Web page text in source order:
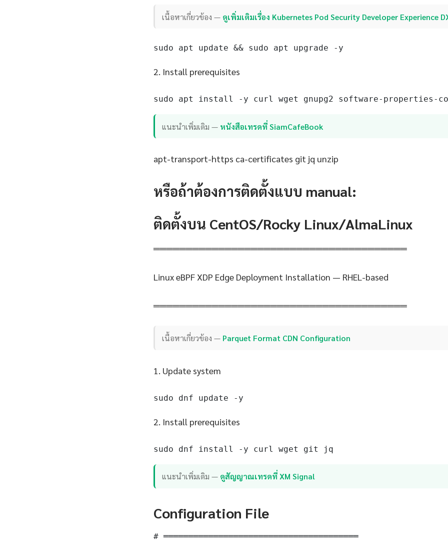
เนื้อหาเกี่ยวข้อง — ดูเพิ่มเติมเรื่อง Kubernetes Pod Security Developer Experience
sudo apt update && sudo apt upgrade -y
2. Install prerequisites
sudo apt install -y curl wget gnupg2 software-properties-
แนะนำเพิ่มเติม — หนังสือเทรดที่ SiamCafeBook
apt-transport-https ca-certificates git jq unzip
หรือถ้าต้องการติดตั้งแบบ manual:
ติดตั้งบน CentOS/Rocky Linux/AlmaLinux
═══════════════════════════════════════
Linux eBPF XDP Edge Deployment Installation — RHEL-based
═══════════════════════════════════════
เนื้อหาเกี่ยวข้อง — Parquet Format CDN Configuration
1. Update system
sudo dnf update -y
2. Install prerequisites
sudo dnf install -y curl wget git jq
แนะนำเพิ่มเติม — ดูสัญญาณเทรดที่ XM Signal
Configuration File
# ═══════════════════════════════════════